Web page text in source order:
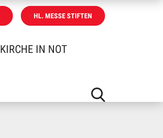
HL. MESSE STIFTEN
KIRCHE IN NOT